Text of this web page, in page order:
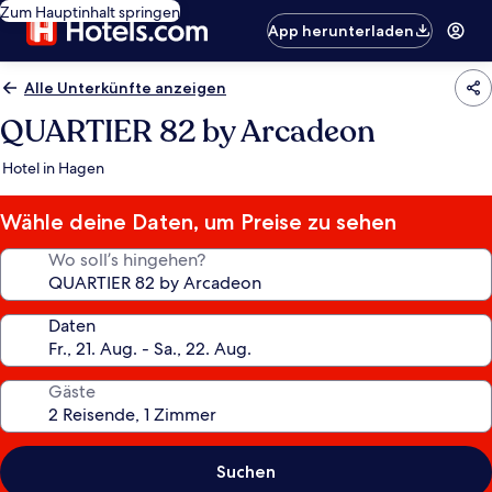
Zum Hauptinhalt springen
App herunterladen
Alle Unterkünfte anzeigen
QUARTIER 82 by Arcadeon
Hotel in Hagen
Wähle deine Daten, um Preise zu sehen
Wo soll’s hingehen?
Daten
Gäste
Suchen